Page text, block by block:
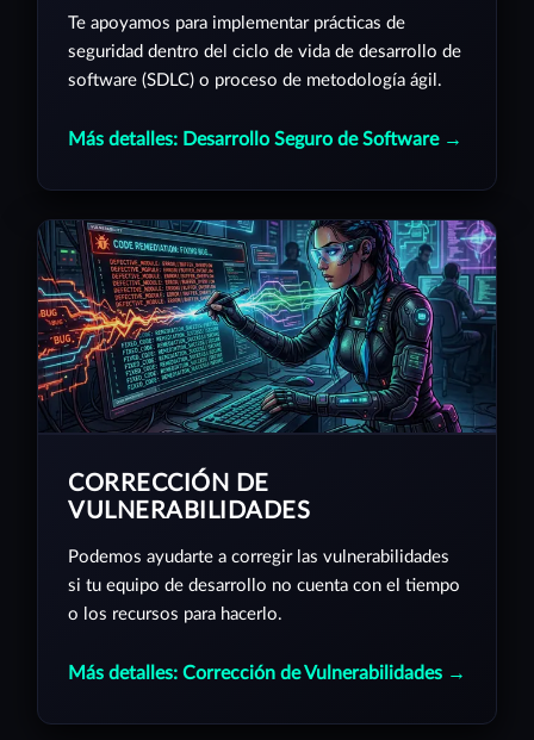
Te apoyamos para implementar prácticas de
seguridad dentro del ciclo de vida de desarrollo de
software (SDLC) o proceso de metodología ágil.
Más detalles: Desarrollo Seguro de Software →
CORRECCIÓN DE
VULNERABILIDADES
Podemos ayudarte a corregir las vulnerabilidades
si tu equipo de desarrollo no cuenta con el tiempo
o los recursos para hacerlo.
Más detalles: Corrección de Vulnerabilidades →